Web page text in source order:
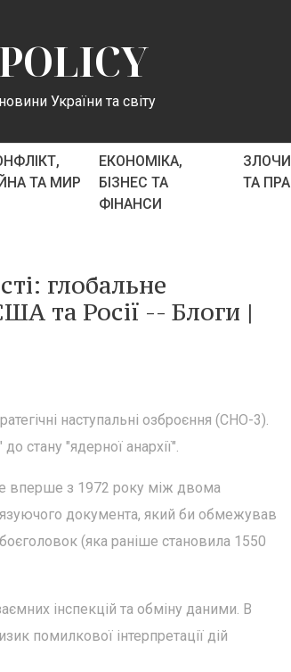
України та світу
ТА МИР
ЕКОНОМІКА,
БІЗНЕС ТА
ФІНАНСИ
ТА
глобальне
та Росії -- Блоги |
наступальні озброєння (СНО-3).
стану "ядерної анархії".
вперше з 1972 року між двома
документа, який би обмежував
боєголовок (яка раніше становила 1550
інспекцій та обміну даними. В
помилкової інтерпретації дій